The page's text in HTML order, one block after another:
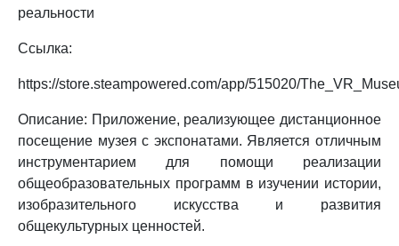
реальности
Ссылка:
https://store.steampowered.com/app/515020/
Описание: Приложение, реализующее дистанционное
посещение музея с экспонатами. Является отличным
инструментарием для помощи реализации
общеобразовательных программ в изучении истории,
изобразительного искусства и развития
общекультурных ценностей.